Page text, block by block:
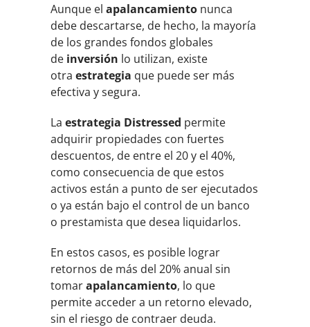
Aunque elapalancamiento nunca
debe descartarse, de hecho, la mayoría
de los grandes fondos globales
de inversión lo utilizan, existe
otraestrategia que puede ser más
efectiva y segura.
Laestrategia Distressed permite
adquirir propiedades con fuertes
descuentos, de entre el 20 y el 40%,
como consecuencia de que estos
activos están a punto de ser ejecutados
o ya están bajo el control de un banco
o prestamista que desea liquidarlos.
En estos casos, es posible lograr
retornos de más del 20% anual sin
tomarapalancamiento, lo que
permite acceder a un retorno elevado,
sin el riesgo de contraer deuda.